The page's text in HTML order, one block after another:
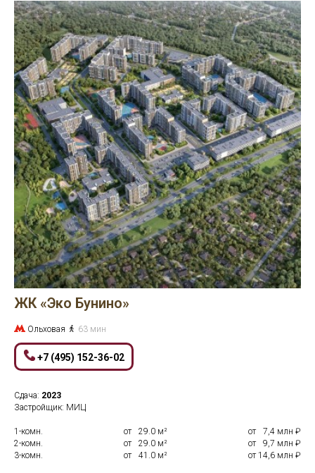
ЖК «Эко Бунино»
Ольховая 63 мин
+7 (495) 152-36-02
Сдача: 2023
Застройщик: МИЦ
1-комн. от 29.0 м² от
7,4 млн ₽
2-комн.
от 29.0 м² от
9,7 млн ₽
3-комн.
от 41.0 м² от 14,6 млн ₽